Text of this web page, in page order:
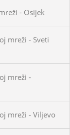
- Osijek
mreži - Sveti
mreži -
mreži - Viljevo